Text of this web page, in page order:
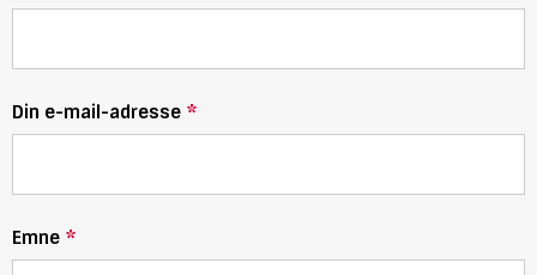
Din e-mail-adresse
Emne